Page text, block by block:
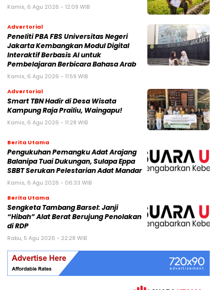
Kamis, 6 Agu 2026 - 12:09 WIB
Advertorial
Peneliti PBA FBS Universitas Negeri
Jakarta Kembangkan Modul Digital
Interaktif Berbasis AI untuk
Pembelajaran Berbicara Bahasa Arab
Kamis, 6 Agu 2026 - 11:59 WIB
Advertorial
Smart TBN Hadir di Desa Wisata
Kampung Raja Prailiu, Waingapu!
Kamis, 6 Agu 2026 - 11:28 WIB
Berita Utama
Pengukuhan Pemangku Adat Arajang
Balanipa Tuai Dukungan, Sulapa Eppa
SBBT Serukan Pelestarian Adat Mandar
Kamis, 6 Agu 2026 - 06:33 WIB
Berita Utama
Sengketa Tambang Barsel: Janji
“Hibah” Alat Berat Berujung Penolakan
di RDP
Rabu, 5 Agu 2026 - 22:28 WIB